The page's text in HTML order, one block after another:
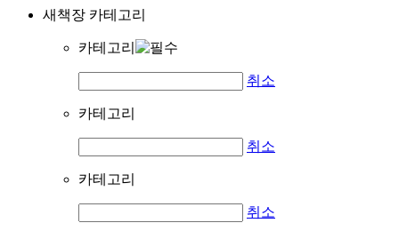
새책장 카테고리
카테고리
취소
카테고리
취소
카테고리
취소